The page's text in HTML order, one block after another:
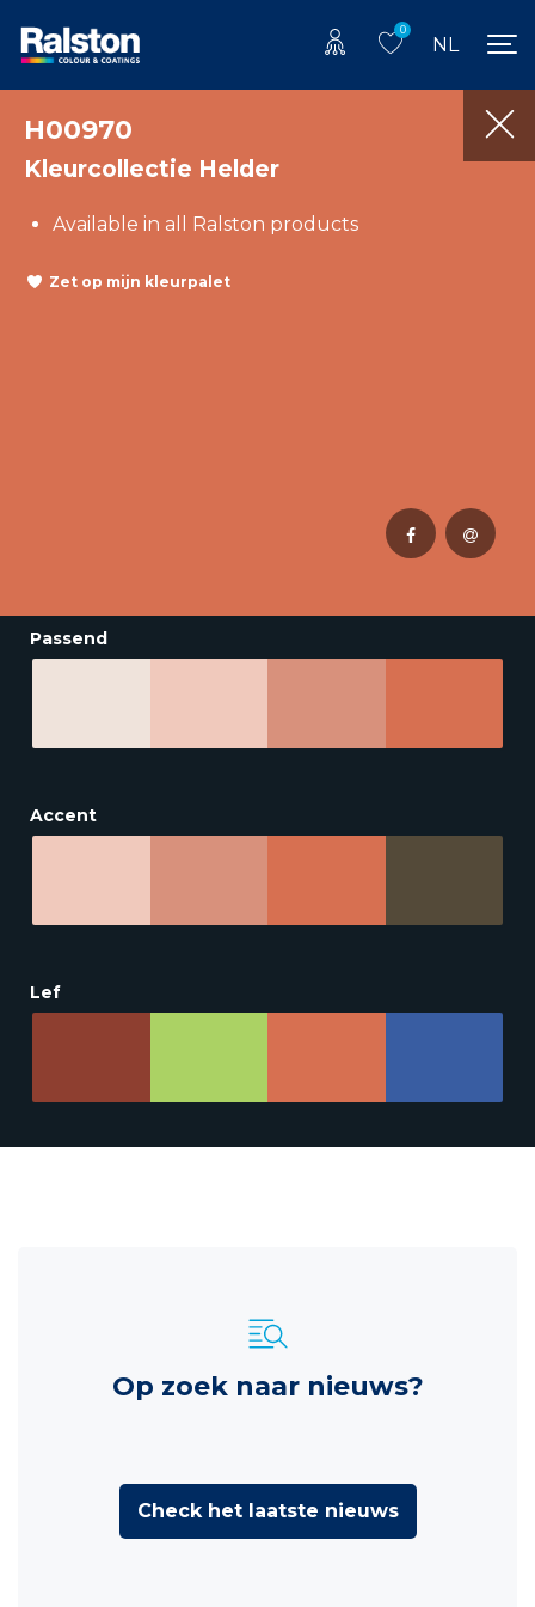
0
NL
H00970
Kleurcollectie Helder
Available in all Ralston products
Zet op mijn kleurpalet
Passend
Accent
Lef
Op zoek naar nieuws?
Check het laatste nieuws